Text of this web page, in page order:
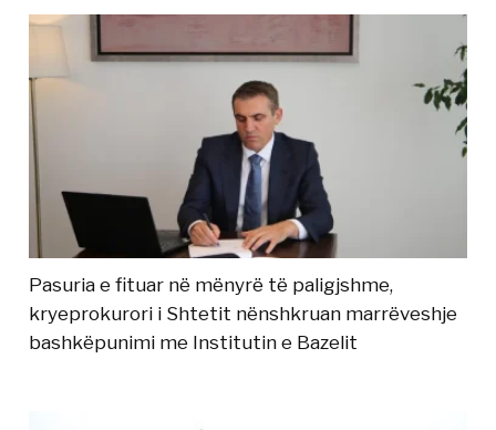
Pasuria e fituar në mënyrë të paligjshme,
kryeprokurori i Shtetit nënshkruan marrëveshje
bashkëpunimi me Institutin e Bazelit